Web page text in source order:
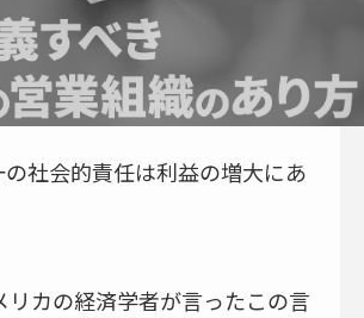
の社会的責任は利益の増大にあ
リカの経済学者が言ったこの言